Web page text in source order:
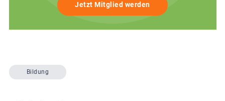
Jetzt Mitglied werden
Bildung